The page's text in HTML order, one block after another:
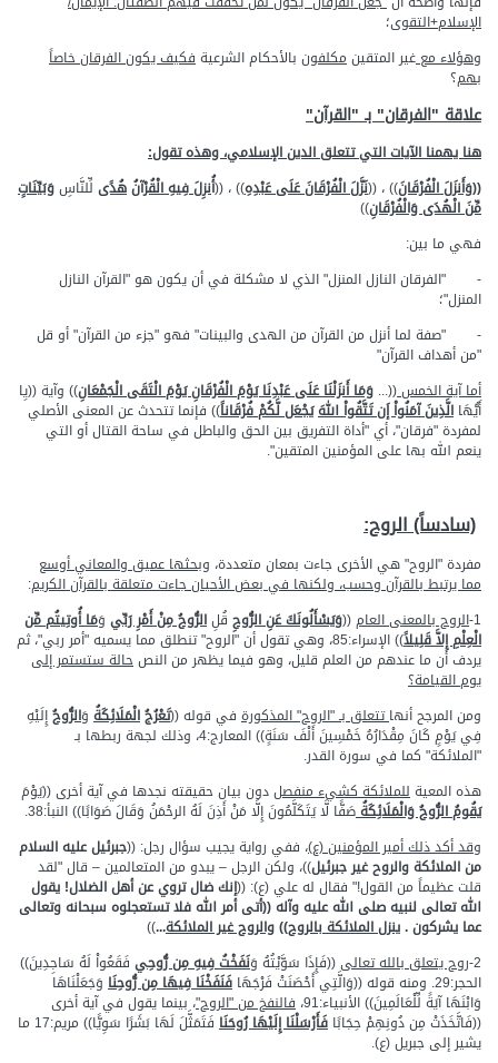
الإسلام+التقوى؛
وهؤلاء معغير المتقينمكلفون بالأحكام الشرعيةفكيف يكون الفرقان خاصاً
بهم؟
علاقة "الفرقان" بـ "القرآن"
هنا يهمنا الآيات التي تتعلق الدين الإسلامي، وهذه تقول:
((وَأَنزَلَ الْفُرْقَانَ)) ، ((نَزَّلَ الْفُرْقَانَ عَلَى عَبْدِهِ)) ، ((أُنزِلَ فِيهِ الْقُرْآنُهُدًى لِّلنَّاسِوَبَيِّنَاتٍ
مِّنَ الْهُدَى وَالْفُرْقَانِ))
فهي ما بين:
- "الفرقان النازل المنزل" الذي لا مشكلة في أن يكون هو "القرآن النازل
المنزل"؛
- "صفة لما أنزل من القرآن من الهدى والبينات" فهو "جزء من القرآن" أو قل
"من أهداف القرآن"
أما آية الخمس((... وَمَا أَنزَلْنَا عَلَى عَبْدِنَا يَوْمَ الْفُرْقَانِ يَوْمَ الْتَقَى الْجَمْعَانِ)) وآية ((يِا
أَيُّهَا الَّذِينَ آمَنُواْ إَن تَتَّقُواْ اللهَيَجْعَل لَّكُمْ فُرْقَاناً)) فإنما تتحدث عن المعنى الأصلي
لمفردة "فرقان"، أي "أداة التفريق بين الحق والباطل في ساحة القتال أو التي
ينعم الله بها على المؤمنين المتقين".
(سادساً) الروح:
مفردة "الروح" هي الأخرى جاءت بمعان متعددة، وبحثها عميق والمعاني أوسع
مما يرتبط بالقرآن وحسب، ولكنها في بعض الأحيان جاءت متعلقة بالقرآن الكريم:
1- الروح بالمعنى العام((وَيَسْأَلُونَكَ عَنِ الرُّوحِ قُلِالرُّوحُ مِنْ أَمْرِ رَبِّي وَمَا أُوتِيتُم مِّن
الْعِلْمِ إِلاَّ قَلِيلاً )) الإسراء:85، وهي تقول أن "الروح" تنطلق مما يسميه "أمر ربي"، ثم
يردف أن ما عندهم من العلم قليل، وهو فيما يظهر من النصحالة ستستمر إلى
يوم القيامة؟
ومن المرجح أنهاتتعلق بـ "الروح" المذكورة في قوله ((تَعْرُجُالْمَلَائِكَةُ وَالرُّوحُإِلَيْهِ
فِي يَوْمٍ كَانَ مِقْدَارُهُ خَمْسِينَ أَلْفَ سَنَةٍ)) المعارج:4، وذلك لجهة ربطها بـ
"الملائكة" كما في سورة القدر.
هذه المعيةللملائكة كشيء منفصلدون بيان حقيقته نجدها في آية أخرى ((يَوْمَ
يَقُومُ الرُّوحُ وَالْمَلَائِكَةُصَفًّا لَّا يَتَكَلَّمُونَ إِلَّا مَنْ أَذِنَ لَهُ الرحْمَنُ وَقَالَ صَوَابًا)) النبأ:38.
وقد أكد ذلك أمير المؤمنين (ع)، ففي رواية يجيب سؤال رجل: ((جبرئيل عليه السلام
من الملائكة والروح غير جبرئيل))، ولكن الرجل – يبدو من المتعالمين – قال "لقد
قلت عظيماً من القول!" فقال له علي (ع): ((إنك ضال تروي عن أهل الضلال! يقول
الله تعالى لنبيه صلى الله عليه وآله ((أتى أمر الله فلا تستعجلوه سبحانه وتعالى
عما يشركون .ينزل الملائكة بالروح))والروح غير الملائكة...
))
2- روح يتعلق بالله تعالى((فَإِذَا سَوَّيْتُهُ وَنَفَخْتُ فِيهِ مِن رُّوحِي فَقَعُواْ لَهُ سَاجِدِينَ))
الحجر:29. ومنه قوله ((وَالَّتِي أَحْصَنَتْ فَرْجَهَا فَنَفَخْنَا فِيهَا مِن رُّوحِنَا وَجَعَلْنَاهَا
وَابْنَهَا آيَةً لِّلْعَالَمِينَ)) الأنبياء:91، فالنفخ من "الروح"، بينما يقول في آية أخرى
((فَاتَّخَذَتْ مِن دُونِهِمْ حِجَابًا فَأَرْسَلْنَا إِلَيْهَا رُوحَنَا فَتَمَثَّلَ لَهَا بَشَرًا سَوِيًّا)) مريم:17 ما
يشير إلى جبريل (ع).